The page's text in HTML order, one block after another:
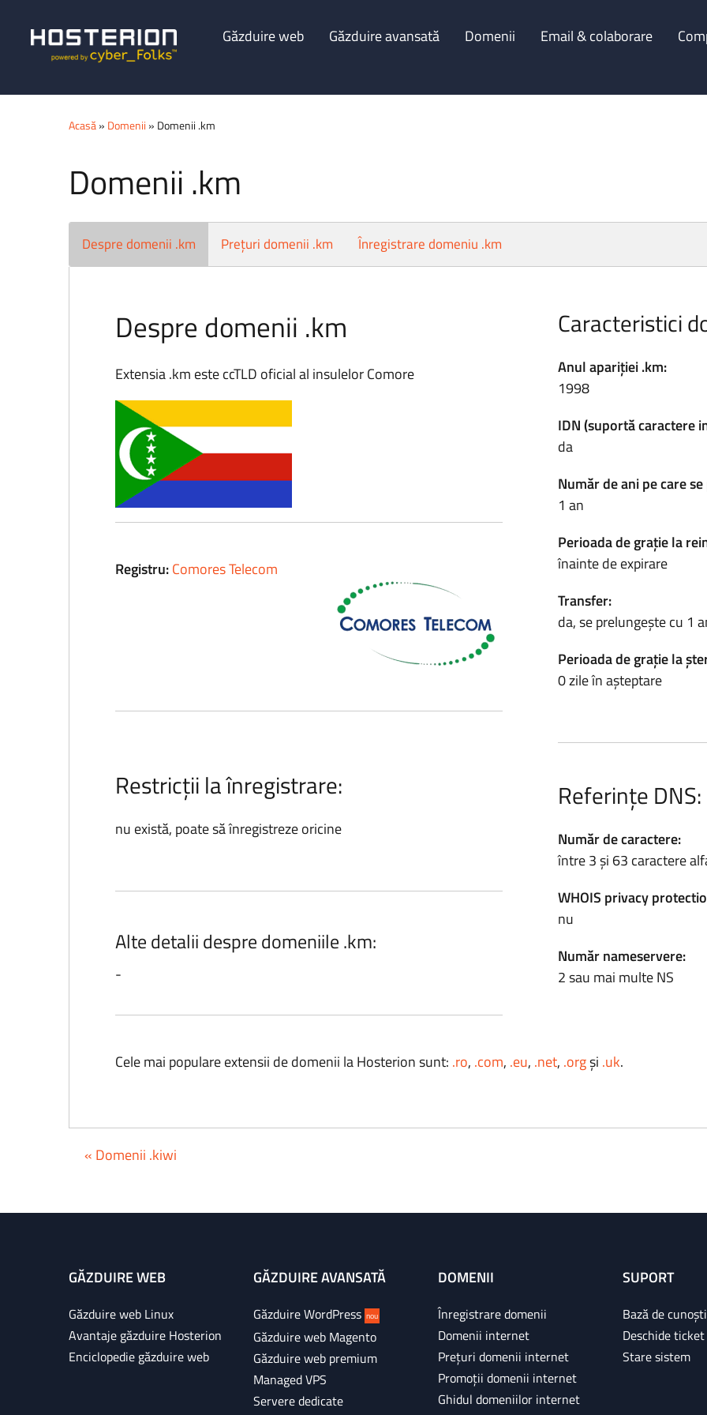
Găzduire web Găzduire avansată Domenii Email & colaborare
Acasă» Domenii » Domenii .km
Domenii .km
Despre domenii .km Prețuri domenii .km Înregistrare domeniu .km
Despre domenii .km
Extensia .km este ccTLD oficial al insulelor Comore
Registru:Comores Telecom
Restricții la înregistrare:
nu există, poate să înregistreze oricine
Alte detalii despre domeniile .km:
-
Caracteristici
Anul apariției .km:
1998
IDN (suportă caractere
da
Număr de ani pe care
1 an
Perioada de grație la
înainte de expirare
Transfer:
da, se prelungește cu 1
Perioada de grație la
0 zile în așteptare
Referințe DNS:
Număr de caractere:
între 3 și 63 caractere
WHOIS privacy
nu
Număr nameservere:
2 sau mai multe NS
Cele mai populare extensii de domenii la Hosterion sunt: .ro, .com, .eu, .net, .orgși .uk.
« Domenii .kiwi
GĂZDUIRE WEB
Găzduire web Linux
Avantaje găzduire Hosterion
Enciclopedie găzduire web
GĂZDUIRE AVANSATĂ
Găzduire WordPress nou
Găzduire web Magento
Găzduire web premium
Managed VPS
Servere dedicate
DOMENII
Înregistrare domenii
Domenii internet
Prețuri domenii internet
Promoții domenii internet
Ghidul domeniilor internet
SUPORT
Bază de
Deschide
Stare sistem